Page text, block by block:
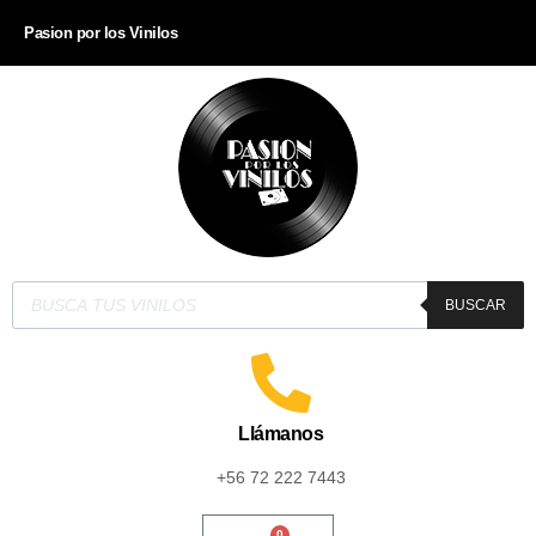
Pasion por los Vinilos
BUSCAR
Llámanos
+56 72 222 7443